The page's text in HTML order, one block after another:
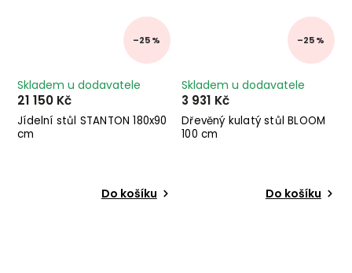
–25 %
Jídelní stůl STANTON 180x90
cm
Skladem u dodavatele
21 150 Kč
Do košíku
–25 %
Dřevěný kulatý stůl BLOOM
100 cm
Skladem u dodavatele
3 931 Kč
Do košíku